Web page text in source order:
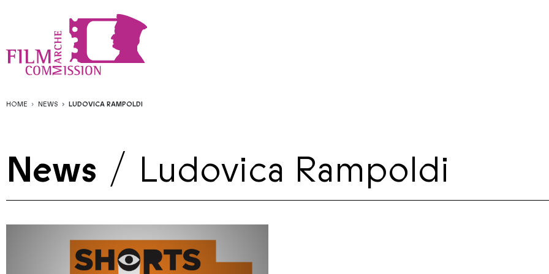
HOME NEWS LUDOVICA RAMPOLDI
News / Ludovica Rampoldi